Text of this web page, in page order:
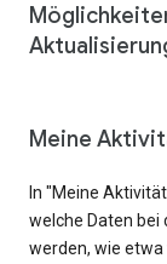
Meine
In "Meine
welche Daten bei
werden, wie